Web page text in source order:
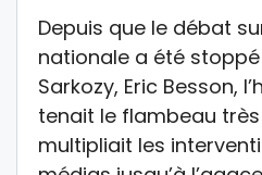
Depuis que le débat
nationale a été
Sarkozy, Eric Besson,
tenait le flambeau
multipliait les